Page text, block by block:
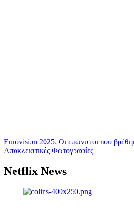
Eurovision 2025: Οι επώνυμοι που
Αποκλειστικές Φωτογραφίες
Netflix News